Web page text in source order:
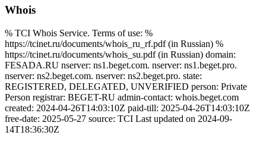
Whois
% TCI Whois Service. Terms of use: %
https://tcinet.ru/documents/whois_ru_rf.pdf (in Russian) %
https://tcinet.ru/documents/whois_su.pdf (in Russian) domain:
FESADA.RU nserver: ns1.beget.com. nserver: ns1.beget.pro.
nserver: ns2.beget.com. nserver: ns2.beget.pro. state:
REGISTERED, DELEGATED, UNVERIFIED person: Private
Person registrar: BEGET-RU admin-contact: whois.beget.com
created: 2024-04-26T14:03:10Z paid-till: 2025-04-26T14:03:10Z
free-date: 2025-05-27 source: TCI Last updated on 2024-09-
14T18:36:30Z